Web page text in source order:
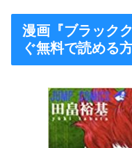
漫画『ブラック
ぐ無料で読める